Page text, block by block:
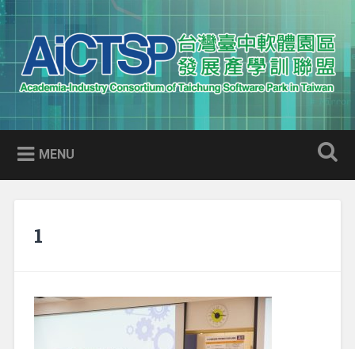
Skip
to
content
Search
AICTSP 台灣臺中軟體園區發展
產學訓聯盟
Academia-Industry Consortium of Taichung Software Park
in Taiwan
MENU
1